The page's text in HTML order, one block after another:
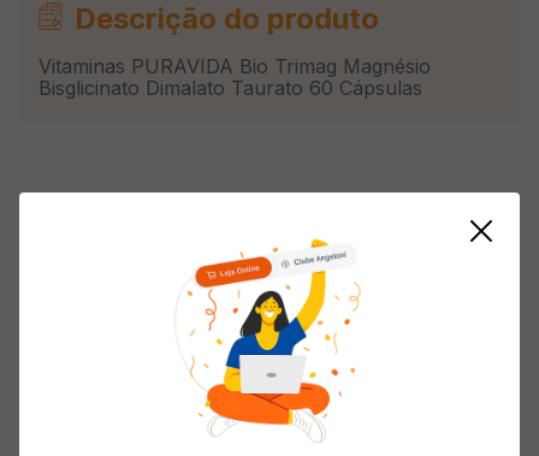
Descrição do produto
Vitaminas PURAVIDA Bio Trimag Magnésio
Bisglicinato Dimalato Taurato 60 Cápsulas
Avaliações
Classificação média: 0(0 avaliações)